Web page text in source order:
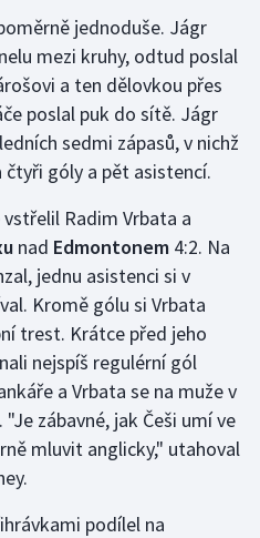
jednoduše. Jágr
mezi kruhy, odtud poslal
a ten dělovkou přes
poslal puk do sítě. Jágr
sedmi zápasů, v nichž
čtyři góly a pět asistencí.
Radim Vrbata a
nad Edmontonem 4:2. Na
jednu asistenci si v
Kromě gólu si Vrbata
trest. Krátce před jeho
nejspíš regulérní gól
a Vrbata se na muže v
zábavné, jak Češi umí ve
mluvit anglicky," utahoval
podílel na